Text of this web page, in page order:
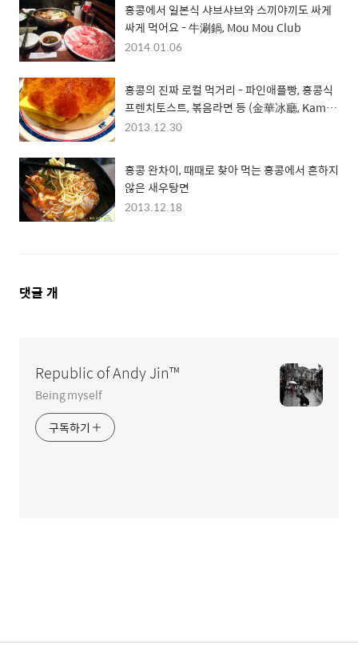
홍콩에서 일본식 샤브샤브와 스끼야끼도 싸게
싸게 먹어요 - 牛涮鍋, Mou Mou Club
2014.01.06
홍콩의 진짜 로컬 먹거리 - 파인애플빵, 홍콩식
프렌치토스트, 볶음라면 등 (金華冰廳, Kam
Wah Cafe)
2013.12.30
홍콩 완차이, 때때로 찾아 먹는 홍콩에서 흔하지
않은 새우탕면
2013.12.18
댓
댓글 개
Republic of Andy Jin™
Being myself
구독하기